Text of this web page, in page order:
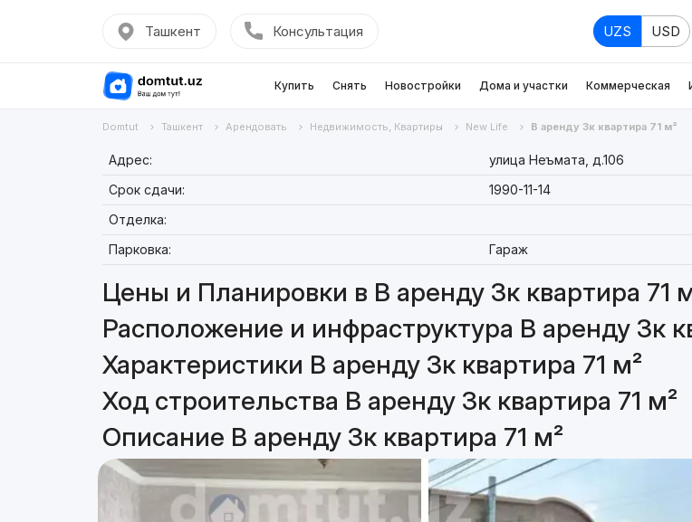
Ташкент Консультация UZS USD
Купить Снять Новостройки Дома и участки Коммерческая
Domtut Ташкент Арендовать Недвижимость, Квартиры New Life В аренду 3к квартира 71 м²
Адрес:
улица Неъмата, д.106
Срок сдачи:
1990-11-14
Отделка:
Парковка:
Гараж
Цены и Планировки в В аренду 3к квартира 71
Расположение и инфраструктура В аренду 3к
Характеристики В аренду 3к квартира 71 м²
Ход строительства В аренду 3к квартира 71 м²
Описание В аренду 3к квартира 71 м²